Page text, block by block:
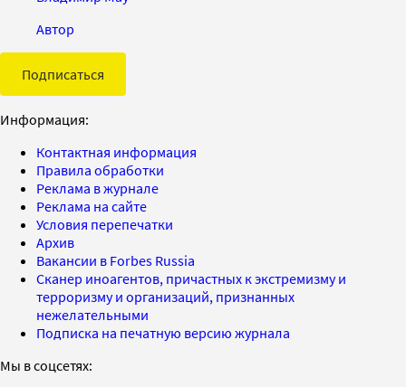
Автор
Подписаться
Информация:
Контактная информация
Правила обработки
Реклама в журнале
Реклама на сайте
Условия перепечатки
Архив
Вакансии в Forbes Russia
Сканер иноагентов, причастных к экстремизму и
терроризму и организаций, признанных
нежелательными
Подписка на печатную версию журнала
Мы в соцсетях: